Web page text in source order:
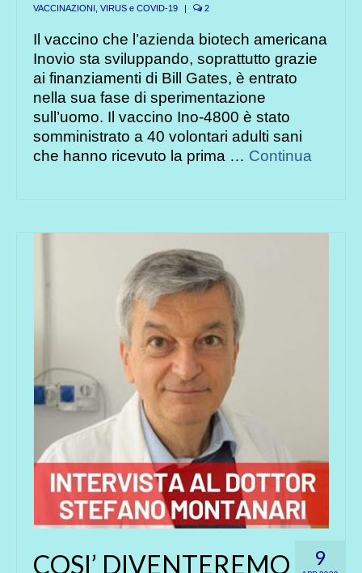
VACCINAZIONI VIRUS e COVID-19 | 2
Il vaccino che l’azienda biotech americana
Inovio sta sviluppando, soprattutto grazie
ai finanziamenti di Bill Gates, è entrato
nella sua fase di sperimentazione
sull’uomo. Il vaccino Ino-4800 è stato
somministrato a 40 volontari adulti sani
che hanno ricevuto la prima … Continua
9
COSI’ DIVENTEREMO